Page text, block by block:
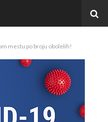
mestu po broju obolelih!